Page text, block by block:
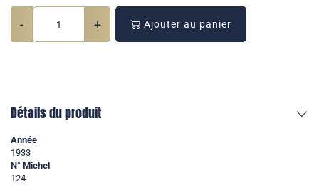
- + Ajouter au panier
Détails du produit
Année
1933
N° Michel
124